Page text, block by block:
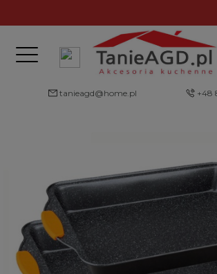
tanieagd@home.pl +48